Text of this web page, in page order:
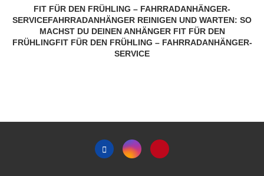
FIT FÜR DEN FRÜHLING – FAHRRADANHÄNGER-
SERVICEFAHRRADANHÄNGER REINIGEN UND WARTEN: SO
MACHST DU DEINEN ANHÄNGER FIT FÜR DEN
FRÜHLINGFIT FÜR DEN FRÜHLING – FAHRRADANHÄNGER-
SERVICE